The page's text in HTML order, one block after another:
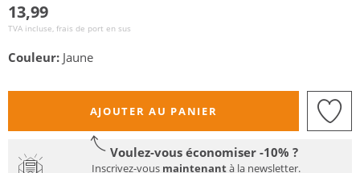
13,99
TVA incluse, frais de port en sus
Couleur: Jaune
AJOUTER AU PANIER
Voulez-vous économiser -10% ?
Inscrivez-vous maintenantà la newsletter.